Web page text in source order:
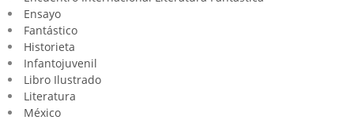
Ensayo
Fantástico
Historieta
Infantojuvenil
Libro Ilustrado
Literatura
México